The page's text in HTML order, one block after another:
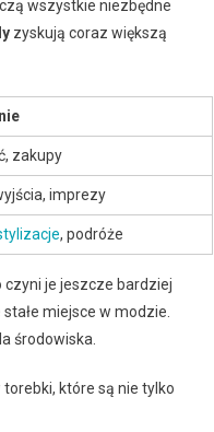
wszystkie niezbędne
zyskują coraz większą
zakupy
imprezy
, podróże
je jeszcze bardziej
miejsce w modzie.
środowiska.
które są nie tylko